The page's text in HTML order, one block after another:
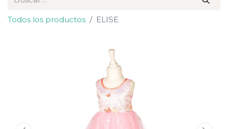
Todos los productos ELISE